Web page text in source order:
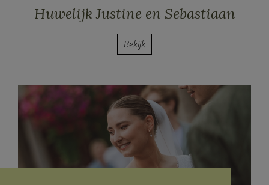
Huwelijk Justine en Sebastiaan
Bekijk